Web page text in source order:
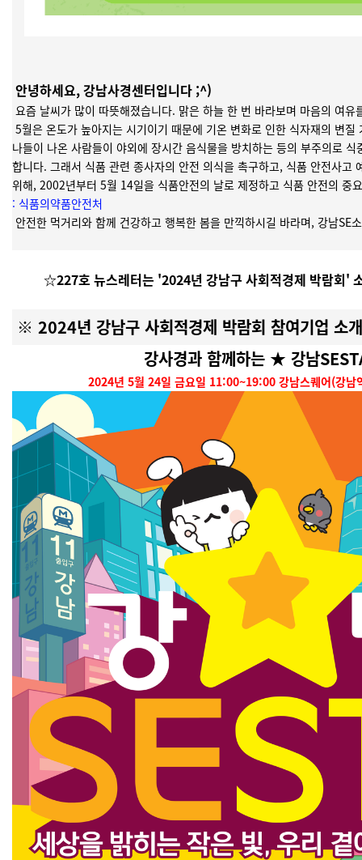
안녕하세요, 강남사경센터입니다 ;^)
요즘 날씨가 많이 따뜻해졌습니다. 맑은 하늘 한 번 바라보며 마음의 여유
5월은 온도가 높아지는 시기이기 때문에 기온 변화로 인한 식자재의 변
나들이 나온 사람들이 야외에 장시간 음식물을 방치하는 등의 부주의로
합니다. 그래서 식품 관련 종사자의 안전 의식을 촉구하고, 식품 안전사고
위해, 2002년부터 5월 14일을 식품안전의 날로 제정하고 식품 안전의 중
: 식품의약품안전처
안전한 먹거리와 함께 건강하고 행복한 봄을 만끽하시길 바라며, 강남SE
☆227호 뉴스레터는 '2024년 강남구 사회적경제 박람회'
※ 2024년 강남구 사회적경제 박람회 참여기업 소개
강사경과 함께하는 ★ 강남
2024년 5월 24일 금요일 11:00~19:00 강남스퀘어(강남